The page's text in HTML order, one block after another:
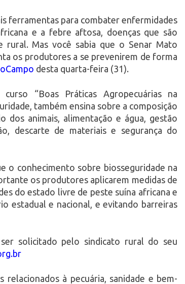
ferramentas para combater enfermidades
e a febre aftosa, doenças que são
rural. Mas você sabia que o Senar Mato
os produtores a se prevenirem de forma
desta quarta-feira (31).
“Boas Práticas Agropecuárias na
também ensina sobre a composição
dos animais, alimentação e água, gestão
descarte de materiais e segurança do
o conhecimento sobre biosseguridade na
os produtores aplicarem medidas de
do estado livre de peste suína africana e
estadual e nacional, e evitando barreiras
solicitado pelo sindicato rural do seu
à pecuária, sanidade e bem-